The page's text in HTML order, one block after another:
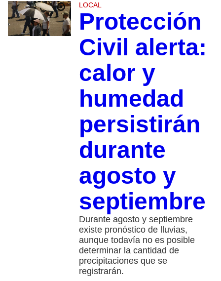
LOCAL
Protección
Civil alerta:
calor y
humedad
persistirán
durante
agosto y
septiembre
Durante agosto y septiembre
existe pronóstico de lluvias,
aunque todavía no es posible
determinar la cantidad de
precipitaciones que se
registrarán.